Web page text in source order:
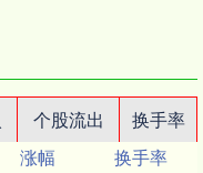
个股流出
换手率
涨幅
换手率